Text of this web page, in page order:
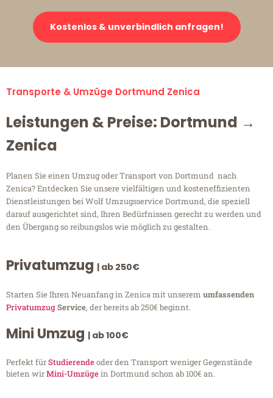
Kostenlos & unverbindlich anfragen!
Transporte & Umzüge Dortmund Zenica
Leistungen & Preise: Dortmund →
Zenica
Planen Sie einen Umzug oder Transport von Dortmund nach
Zenica? Entdecken Sie unsere vielfältigen und kosteneffizienten
Dienstleistungen bei Wolf Umzugsservice Dortmund, die speziell
darauf ausgerichtet sind, Ihren Bedürfnissen gerecht zu werden und
den Übergang so reibungslos wie möglich zu gestalten.
Privatumzug | ab 250€
Starten Sie Ihren Neuanfang in Zenica mit unserem umfassenden
PrivatumzugService, der bereits ab 250€ beginnt.
Mini Umzug | ab 100€
Perfekt fürStudierendeoder den Transport weniger Gegenstände
bieten wirMini-Umzügein Dortmund schon ab 100€ an.